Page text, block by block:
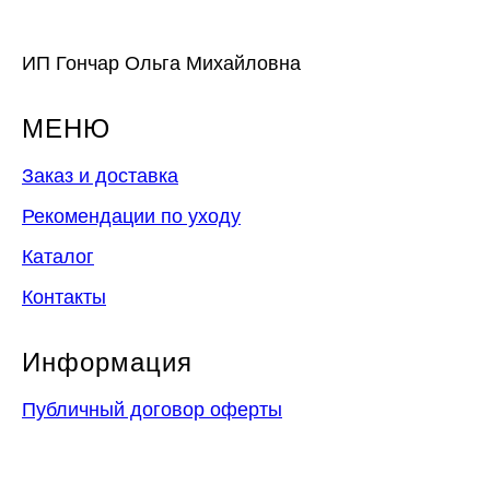
ИП Гончар Ольга Михайловна
МЕНЮ
Заказ и доставка
Рекомендации по уходу
Каталог
Контакты
Информация
Публичный договор оферты